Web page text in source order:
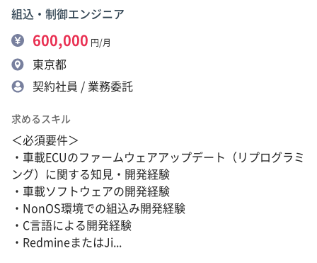
組込・制御エンジニア
600,000 円/月
東京都
契約社員 / 業務委託
求めるスキル
＜必須要件＞
・車載ECUのファームウェアアップデート（リプログラミ
ング）に関する知見・開発経験
・車載ソフトウェアの開発経験
・NonOS環境での組込み開発経験
・C言語による開発経験
・RedmineまたはJi...